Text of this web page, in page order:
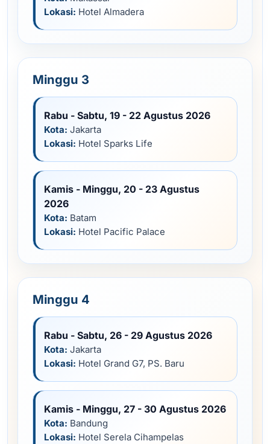
Lokasi: Hotel Almadera
Minggu 3
Rabu - Sabtu, 19 - 22 Agustus 2026
Kota: Jakarta
Lokasi: Hotel Sparks Life
Kamis - Minggu, 20 - 23 Agustus
2026
Kota: Batam
Lokasi: Hotel Pacific Palace
Minggu 4
Rabu - Sabtu, 26 - 29 Agustus 2026
Kota: Jakarta
Lokasi: Hotel Grand G7, PS. Baru
Kamis - Minggu, 27 - 30 Agustus 2026
Kota: Bandung
Lokasi: Hotel Serela Cihampelas